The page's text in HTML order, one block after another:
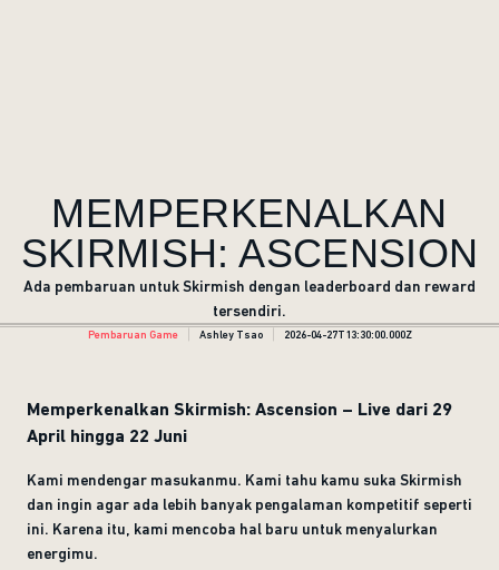
MEMPERKENALKAN
SKIRMISH: ASCENSION
Ada pembaruan untuk Skirmish dengan leaderboard dan reward
tersendiri.
Pembaruan Game Ashley Tsao 2026-04-27T13:30:00.000Z
Memperkenalkan Skirmish: Ascension – Live dari 29
April hingga 22 Juni
Kami mendengar masukanmu. Kami tahu kamu suka Skirmish
dan ingin agar ada lebih banyak pengalaman kompetitif seperti
ini. Karena itu, kami mencoba hal baru untuk menyalurkan
energimu.